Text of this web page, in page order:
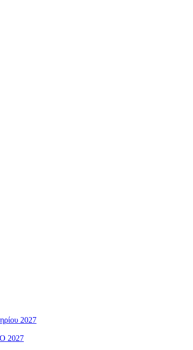
2027
2027